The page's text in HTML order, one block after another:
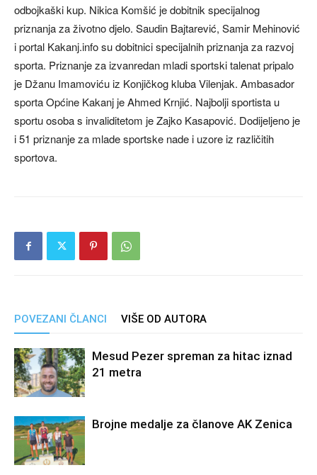
odbojkaški kup. Nikica Komšić je dobitnik specijalnog
priznanja za životno djelo. Saudin Bajtarević, Samir Mehinović
i portal Kakanj.info su dobitnici specijalnih priznanja za razvoj
sporta. Priznanje za izvanredan mladi sportski talenat pripalo
je Džanu Imamoviću iz Konjičkog kluba Vilenjak. Ambasador
sporta Općine Kakanj je Ahmed Krnjić. Najbolji sportista u
sportu osoba s invaliditetom je Zajko Kasapović. Dodijeljeno je
i 51 priznanje za mlade sportske nade i uzore iz različitih
sportova.
POVEZANI ČLANCI VIŠE OD AUTORA
Mesud Pezer spreman za hitac iznad
21 metra
Brojne medalje za članove AK Zenica